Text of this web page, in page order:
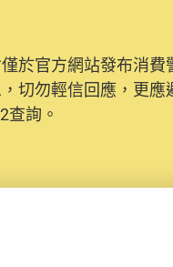
於官方網站發布消
切勿輕信回應，更
查詢。